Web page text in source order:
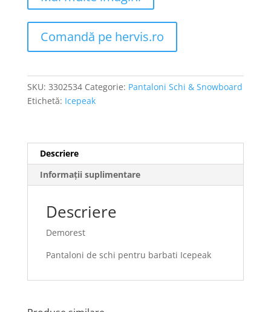
Comandă pe hervis.ro
SKU: 3302534 Categorie: Pantaloni Schi & Snowboard
Etichetă: Icepeak
Descriere
Informații suplimentare
Descriere
Demorest
Pantaloni de schi pentru barbati Icepeak